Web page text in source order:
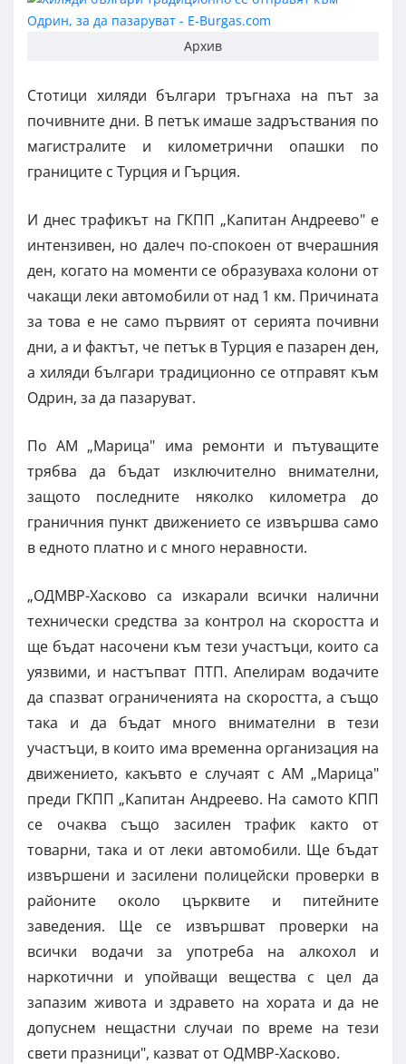
Архив
Стотици хиляди българи тръгнаха на път за
почивните дни. В петък имаше задръствания по
магистралите и километрични опашки по
границите с Турция и Гърция.
И днес трафикът на ГКПП „Капитан Андреево" е
интензивен, но далеч по-спокоен от вчерашния
ден, когато на моменти се образуваха колони от
чакащи леки автомобили от над 1 км. Причината
за това е не само първият от серията почивни
дни, а и фактът, че петък в Турция е пазарен ден,
а хиляди българи традиционно се отправят към
Одрин, за да пазаруват.
По АМ „Марица" има ремонти и пътуващите
трябва да бъдат изключително внимателни,
защото последните няколко километра до
граничния пункт движението се извършва само
в едното платно и с много неравности.
„ОДМВР-Хасково са изкарали всички налични
технически средства за контрол на скоростта и
ще бъдат насочени към тези участъци, които са
уязвими, и настъпват ПТП. Апелирам водачите
да спазват ограниченията на скоростта, а също
така и да бъдат много внимателни в тези
участъци, в които има временна организация на
движението, какъвто е случаят с АМ „Марица"
преди ГКПП „Капитан Андреево. На самото КПП
се очаква също засилен трафик както от
товарни, така и от леки автомобили. Ще бъдат
извършени и засилени полицейски проверки в
районите около църквите и питейните
заведения. Ще се извършват проверки на
всички водачи за употреба на алкохол и
наркотични и упойващи вещества с цел да
запазим живота и здравето на хората и да не
допуснем нещастни случаи по време на тези
свети празници", казват от ОДМВР-Хасково.